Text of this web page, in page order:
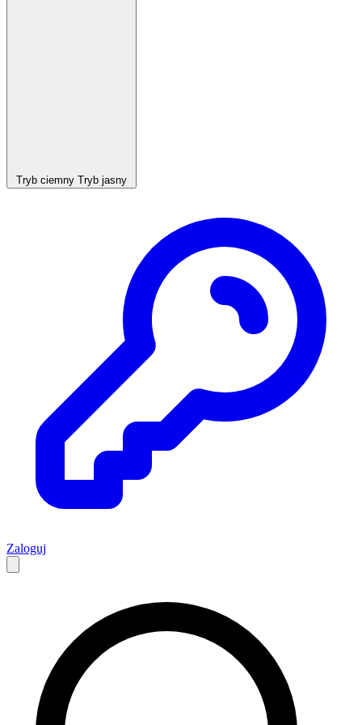
Tryb ciemny Tryb jasny
Zaloguj